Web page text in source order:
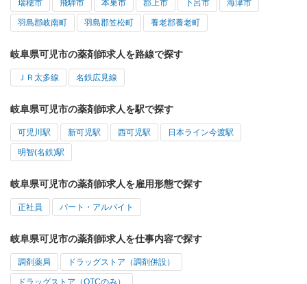
瑞穂市 飛騨市 本巣市 郡上市 下呂市 海津市
羽島郡岐南町 羽島郡笠松町 養老郡養老町
岐阜県可児市の薬剤師求人を路線で探す
ＪＲ太多線 名鉄広見線
岐阜県可児市の薬剤師求人を駅で探す
可児川駅 新可児駅 西可児駅 日本ライン今渡駅
明智(名鉄)駅
岐阜県可児市の薬剤師求人を雇用形態で探す
正社員 パート・アルバイト
岐阜県可児市の薬剤師求人を仕事内容で探す
調剤薬局 ドラッグストア（調剤併設）
ドラッグストア（OTCのみ）